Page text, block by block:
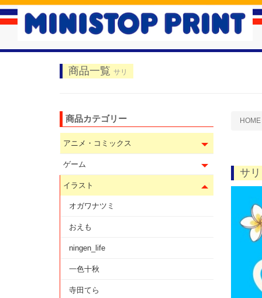
商品一覧 サリ
HOME
サリ
商品カテゴリー
アニメ・コミックス
ゲーム
イラスト
オガワナツミ
おえも
ningen_life
一色十秋
寺田てら